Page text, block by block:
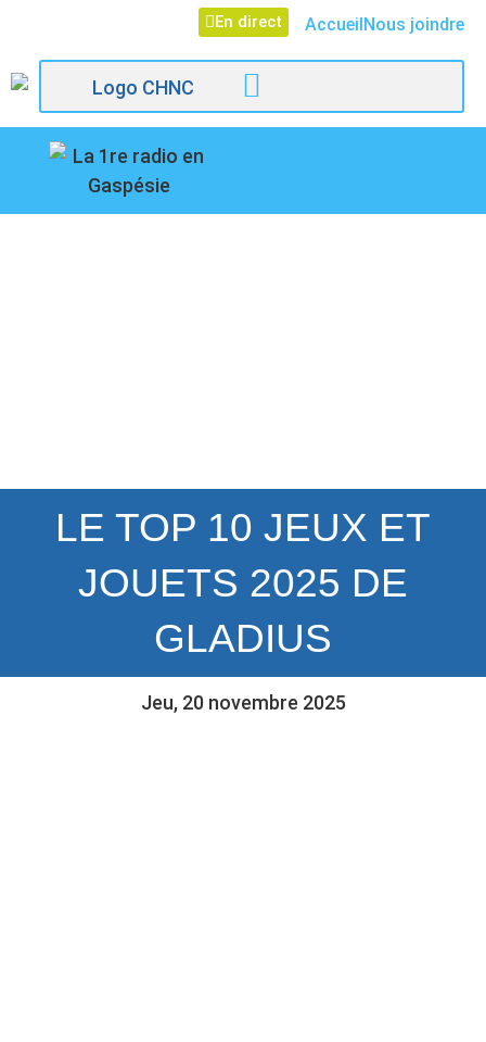
En direct AccueilNous joindre
LE TOP 10 JEUX ET
JOUETS 2025 DE
GLADIUS
Jeu, 20 novembre 2025